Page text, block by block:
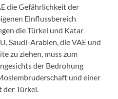
die Gefährlichkeit der
Einflussbereich
die Türkei und Katar
Saudi-Arabien, die VAE und
zu ziehen, muss zum
der Bedrohung
und einer
Türkei.